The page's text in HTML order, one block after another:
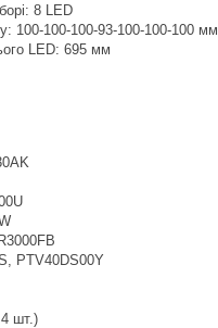
8 LED
100-100-100-93-100-100-100 мм
LED: 695 мм
PTV40DS00Y
4 шт.)